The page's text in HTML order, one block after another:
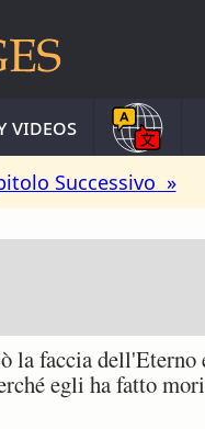
videos
Successivo »
la faccia dell'Eterno
egli ha fatto